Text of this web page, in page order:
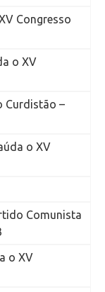
Congresso
o XV
Curdistão –
o XV
Comunista
o XV